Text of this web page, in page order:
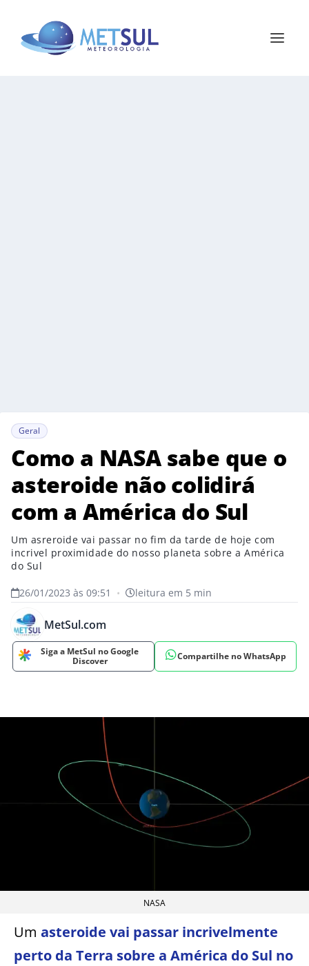
Geral
Como a NASA sabe que o
asteroide não colidirá
com a América do Sul
Um asreroide vai passar no fim da tarde de hoje com
incrivel proximidade do nosso planeta sobre a América
do Sul
26/01/2023 às 09:51 • leitura em 5 min
MetSul.com
Siga a MetSul no Google
Discover
Compartilhe no WhatsApp
NASA
Um asteroide vai passar incrivelmente
perto da Terra sobre a América do Sul no